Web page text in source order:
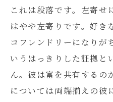
これは段落です。左寄せ
はやや左寄りです。好き
コフレンドリーになりが
いうはっきりした証拠と
ん。彼は富を共有するの
については両端揃えの彼